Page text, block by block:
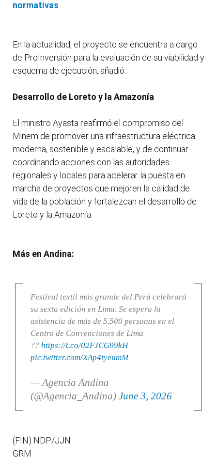
normativas
En la actualidad, el proyecto se encuentra a cargo
de ProInversión para la evaluación de su viabilidad y
esquema de ejecución, añadió.
Desarrollo de Loreto y la Amazonía
El ministro Ayasta reafirmó el compromiso del
Minem de promover una infraestructura eléctrica
moderna, sostenible y escalable, y de continuar
coordinando acciones con las autoridades
regionales y locales para acelerar la puesta en
marcha de proyectos que mejoren la calidad de
vida de la población y fortalezcan el desarrollo de
Loreto y la Amazonía.
Más en Andina:
Festival textil más grande del Perú celebrará
su sexta edición en Lima. Se espera la
asistencia de más de 5,500 personas en el
Centro de Convenciones de Lima
?? https://t.co/02FJCG99kH
pic.twitter.com/XAp4tyeumM
— Agencia Andina
(@Agencia_Andina) June 3, 2026
(FIN) NDP/JJN
GRM